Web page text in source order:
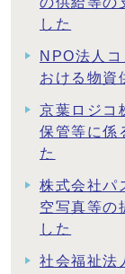
した
NPO法人
おける物資
京葉ロジコ
保管等に係
た
株式会社パ
空写真等の
した
社会福祉法